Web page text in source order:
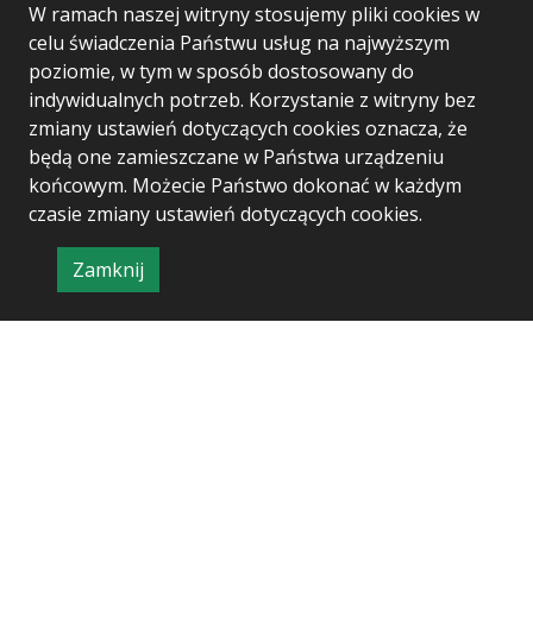
W ramach naszej witryny stosujemy pliki cookies w
celu świadczenia Państwu usług na najwyższym
poziomie, w tym w sposób dostosowany do
indywidualnych potrzeb. Korzystanie z witryny bez
zmiany ustawień dotyczących cookies oznacza, że
będą one zamieszczane w Państwa urządzeniu
końcowym. Możecie Państwo dokonać w każdym
czasie zmiany ustawień dotyczących cookies.
Zamknij
informację
o
Ecosystem Services MARBEFES project
has received funding from the European
Union’s Horizon Europe research and
innovation programme under Grant
Agreement no 101060937
Project & realization: